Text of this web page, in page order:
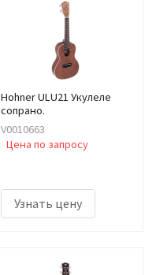
Hohner ULU21 Укулеле
сопрано.
V0010663
Цена по запросу
Узнать цену